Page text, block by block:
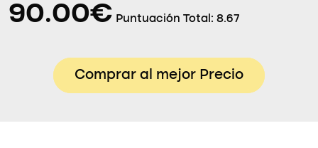
90.00€ Puntuación Total: 8.67
Comprar al mejor Precio